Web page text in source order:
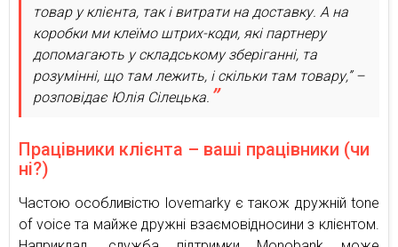
товар у клієнта, так і витрати на доставку. А на
коробки ми клеїмо штрих-коди, які партнеру
допомагають у складському зберіганні, та
розумінні, що там лежить, і скільки там товару,” –
розповідає Юлія Сілецька.
Працівники клієнта – ваші працівники (чи
ні?)
Частою особливістю lovemarkу є також дружній tone
of voice та майже дружні взаємовідносини з клієнтом.